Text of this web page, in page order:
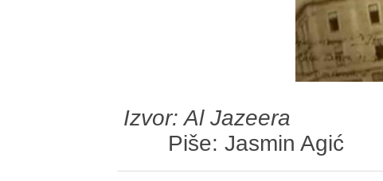
Izvor: Al Jazeera
Piše: Jasmin Agić